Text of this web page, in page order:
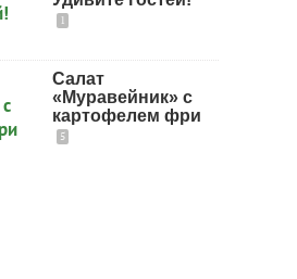
1
Салат
«Муравейник» с
картофелем фри
5